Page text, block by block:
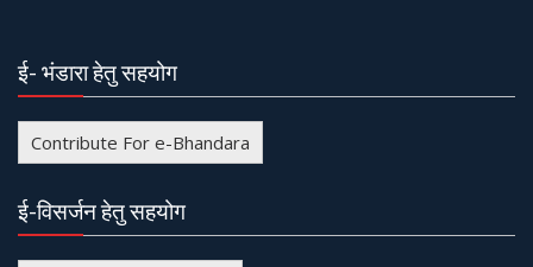
ई- भंडारा हेतु सहयोग
Contribute For e-Bhandara
ई-विसर्जन हेतु सहयोग